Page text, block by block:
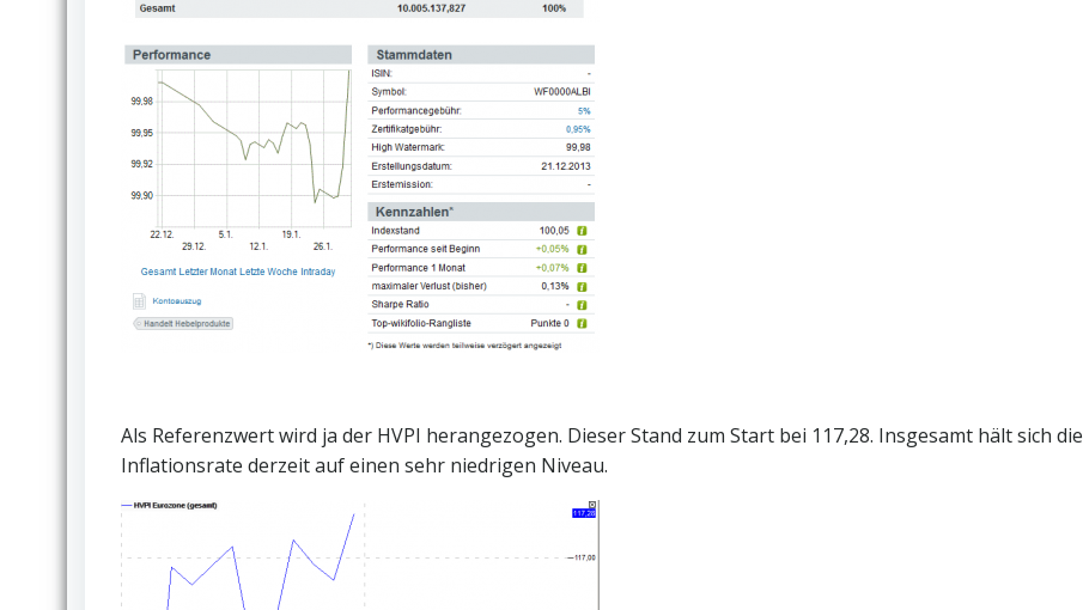
Als Referenzwert wird ja der HVPI herangezogen. Dieser Stand zum Start bei 117,28. Insgesamt hält sich die
Inflationsrate derzeit auf einen sehr niedrigen Niveau.